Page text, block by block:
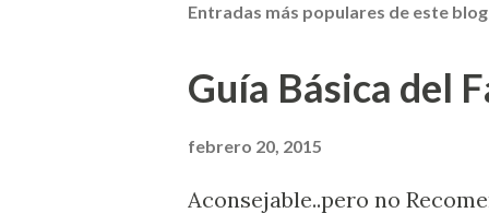
Entradas más populares de este blog
Guía Básica del
febrero 20, 2015
Aconsejable..pero no